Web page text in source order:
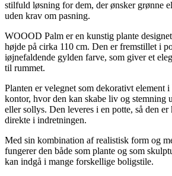
stilfuld løsning for dem, der ønsker grønne
uden krav om pasning.
WOOOD Palm er en kunstig plante
højde på cirka 110 cm. Den er fremstillet i
iøjnefaldende gylden farve, som giver et
til rummet.
Planten er velegnet som dekorativt element i
kontor, hvor den kan skabe liv og stemning
eller sollys. Den leveres i en potte, så den
direkte i indretningen.
Med sin kombination af realistisk form og
fungerer den både som plante og som
kan indgå i mange forskellige boligstile.